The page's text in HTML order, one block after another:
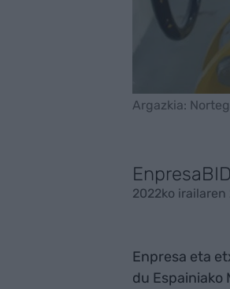
Argazkia:
2022ko irailaren
Enpresa eta
du Espainiako